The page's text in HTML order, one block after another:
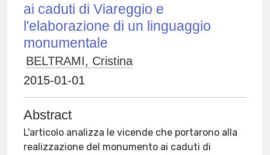
ai caduti di Viareggio e
l'elaborazione di un linguaggio
monumentale
BELTRAMI, Cristina
2015-01-01
Abstract
L'articolo analizza le vicende che portarono alla
realizzazione del monumento ai caduti di